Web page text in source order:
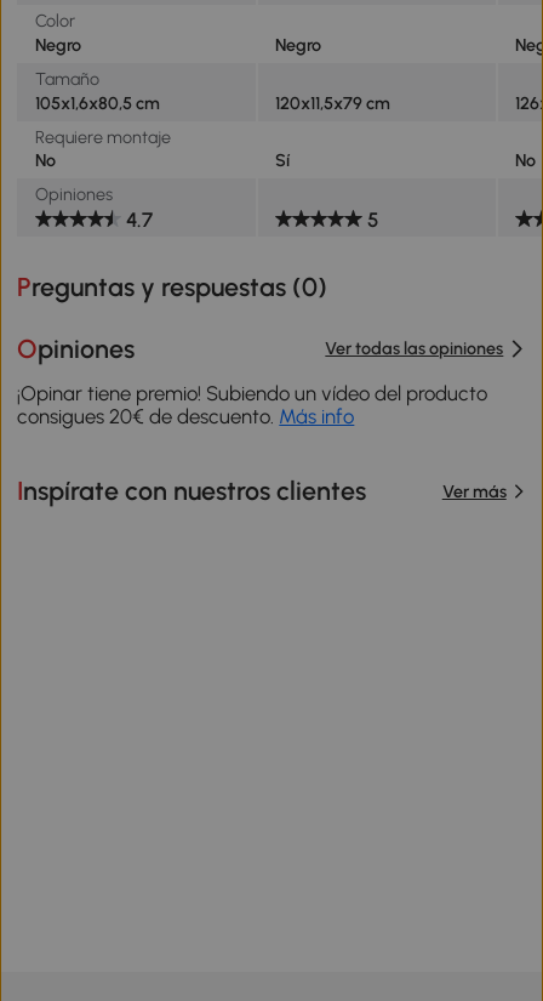
Color
Negro
Negro
Tamaño
105x1,6x80,5 cm
120x11,5x79 cm
Requiere montaje
No
Sí
No
Opiniones
4.7 5
Preguntas y respuestas (0)
Opiniones Ver todas las opiniones
¡Opinar tiene premio! Subiendo un vídeo del producto
consigues 20€ de descuento. Más info
Inspírate con nuestros clientes Ver más